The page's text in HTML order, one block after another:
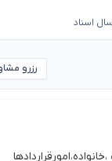
اسناد
رزرو مشاوره